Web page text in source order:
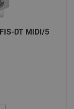
DT MIDI/5